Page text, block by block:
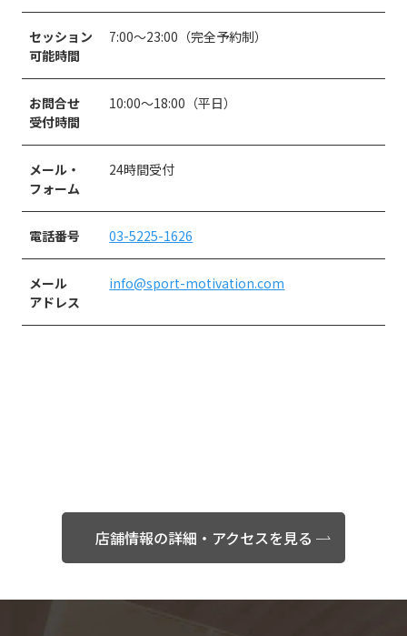
セッション
可能時間
7:00〜23:00（完全予約制）
お問合せ
受付時間
10:00〜18:00（平日）
メール・
フォーム
24時間受付
電話番号 03-5225-1626
メール
アドレス
info@sport-motivation.com
店舗情報の詳細・アクセスを見る